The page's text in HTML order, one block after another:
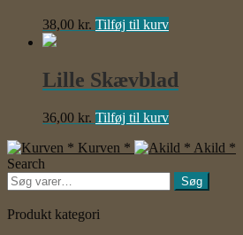
38,00 kr. Tilføj til kurv
Lille Skævblad
36,00 kr. Tilføj til kurv
Kurven *
Akild *
Search
Søg
efter:
Søg
Produkt kategori